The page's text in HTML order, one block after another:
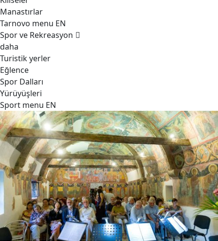
Manastırlar
Tarnovo menu EN
Spor ve Rekreasyon
daha
Turistik yerler
Eğlence
Spor Dalları
Yürüyüşleri
Sport menu EN